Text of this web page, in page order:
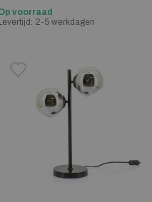
voorraad
2-5 werkdagen
Toevoegen aan
Verwijderen van verlanglijst